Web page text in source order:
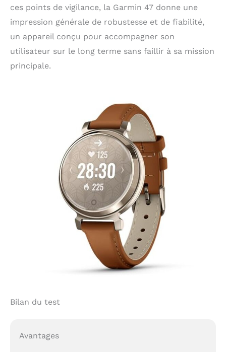
ces points de vigilance, la Garmin 47 donne une
impression générale de robustesse et de fiabilité,
un appareil conçu pour accompagner son
utilisateur sur le long terme sans faillir à sa mission
principale.
Bilan du test
Avantages